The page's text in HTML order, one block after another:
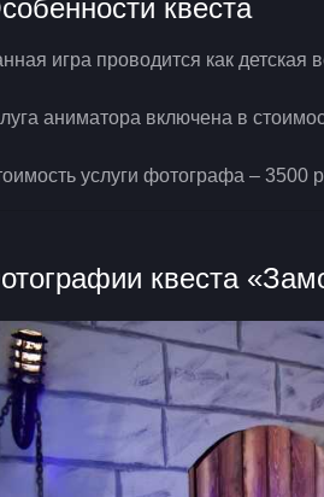
квеста
игра проводится как детская
аниматора включена в
услуги фотографа – 3500
квеста